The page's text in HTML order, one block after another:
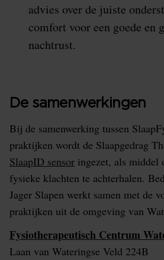
advies over de juiste
comfort voor een goede en
nachtrust.
De samenwerkingen
Bij de samenwerking tussen
praktijken wordt de Slaapgedrag
SlaapID sensor ingezet, als middel
fysieke klachten te achterhalen.
Jager Slapen werkt samen met de
praktijken uit de omgeving van
Fysiotherapeutisch Centrum
Laan van Wateringse Veld 224B